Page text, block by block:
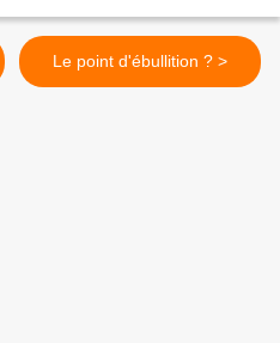
Le point d'ébullition ? >